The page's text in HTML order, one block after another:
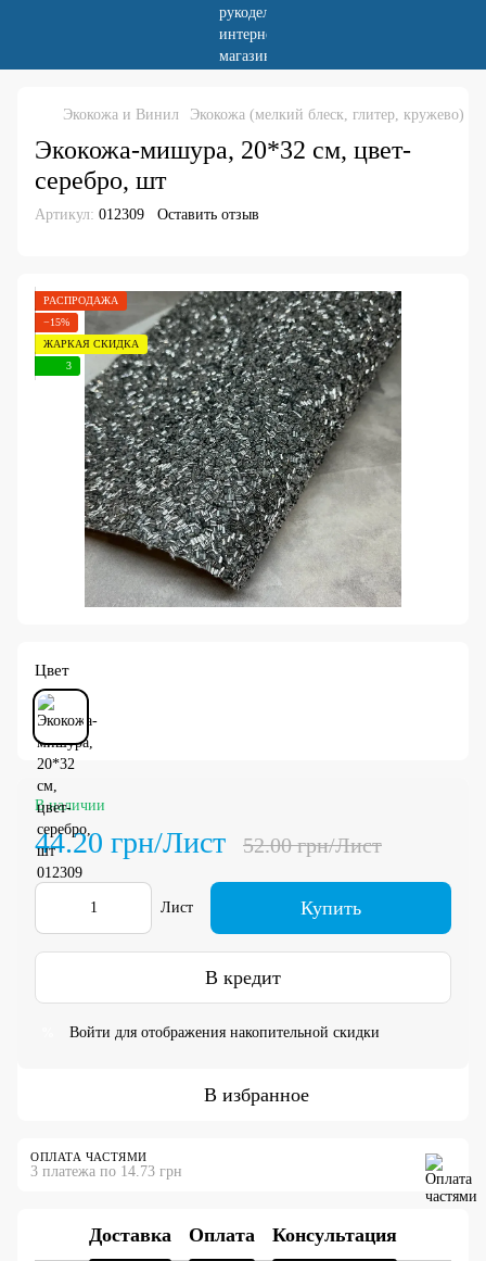
Экокожа и Винил Экокожа (мелкий блеск, глитер, кружево)
Экокожа-мишура, 20*32 см, цвет-
серебро, шт
Артикул: 012309 Оставить отзыв
РАСПРОДАЖА
−15%
ЖАРКАЯ СКИДКА
3
Цвет
В наличии
44.20 грн/Лист 52.00 грн/Лист
Лист Купить
В кредит
Войти для отображения накопительной скидки
В избранное
ОПЛАТА ЧАСТЯМИ
3 платежа по 14.73 грн
Доставка Оплата Консультация